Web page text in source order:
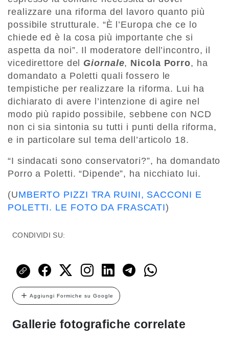
realizzare una riforma del lavoro quanto più
possibile strutturale. “È l’Europa che ce lo
chiede ed è la cosa più importante che si
aspetta da noi”. Il moderatore dell’incontro, il
vicedirettore del Giornale, Nicola Porro, ha
domandato a Poletti quali fossero le
tempistiche per realizzare la riforma. Lui ha
dichiarato di avere l’intenzione di agire nel
modo più rapido possibile, sebbene con NCD
non ci sia sintonia su tutti i punti della riforma,
e in particolare sul tema dell’articolo 18.
“I sindacati sono conservatori?”, ha domandato
Porro a Poletti. “Dipende”, ha nicchiato lui.
(UMBERTO PIZZI TRA RUINI, SACCONI E
POLETTI. LE FOTO DA FRASCATI)
CONDIVIDI SU:
Aggiungi Formiche su Google
Gallerie fotografiche correlate